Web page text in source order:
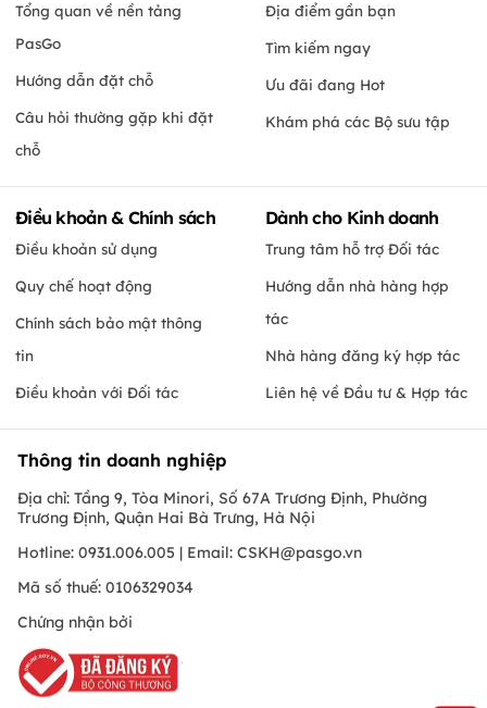
Tổng quan về nền tảng
PasGo
Hướng dẫn đặt chỗ
Câu hỏi thường gặp khi đặt
chỗ
Địa điểm gần bạn
Tìm kiếm ngay
Ưu đãi đang Hot
Khám phá các Bộ sưu tập
Điều khoản & Chính sách
Điều khoản sử dụng
Quy chế hoạt động
Chính sách bảo mật thông
tin
Điều khoản với Đối tác
Dành cho Kinh doanh
Trung tâm hỗ trợ Đối tác
Hướng dẫn nhà hàng hợp
tác
Nhà hàng đăng ký hợp tác
Liên hệ về Đầu tư & Hợp tác
Thông tin doanh nghiệp
Địa chỉ: Tầng 9, Tòa Minori, Số 67A Trương Định, Phường
Trương Định, Quận Hai Bà Trưng, Hà Nội
Hotline: 0931.006.005 | Email: CSKH@pasgo.vn
Mã số thuế: 0106329034
Chứng nhận bởi